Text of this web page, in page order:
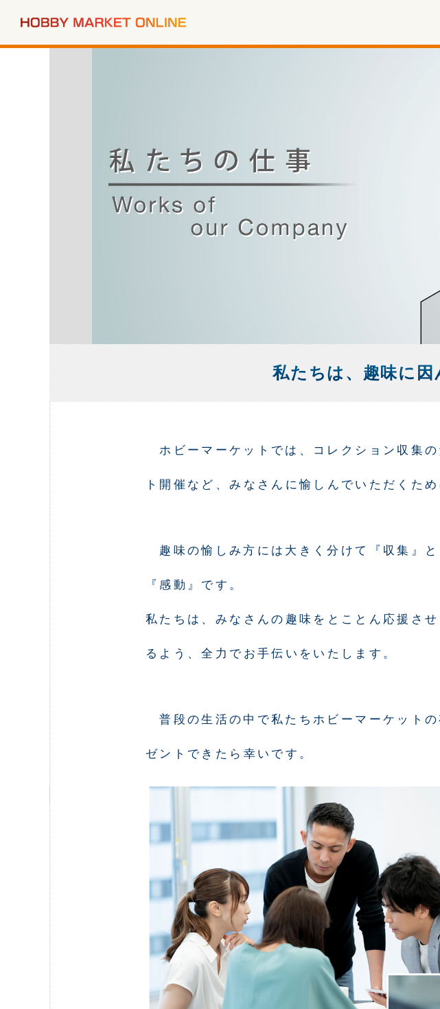
私たちは、趣味に因
ホビーマーケットでは、コレクション収集
ト開催など、みなさんに愉しんでいただくた
趣味の愉しみ方には大きく分けて『収集』
『感動』です。
私たちは、みなさんの趣味をとことん応援さ
るよう、全力でお手伝いをいたします。
普段の生活の中で私たちホビーマーケット
ゼントできたら幸いです。